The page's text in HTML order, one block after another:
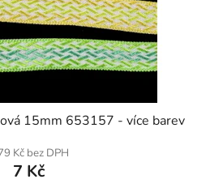
15mm 653157 - více barev
Kč bez DPH
7 Kč